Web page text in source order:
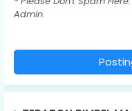
Admin.